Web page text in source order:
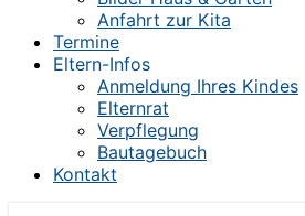
Anfahrt zur Kita
Termine
Eltern-Infos
Anmeldung Ihres Kindes
Elternrat
Verpflegung
Bautagebuch
Kontakt